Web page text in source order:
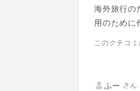
海外旅行の
用のために
このクチコ
ふー さ